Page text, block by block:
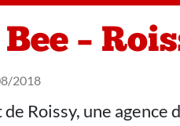
–
2018
de Roissy, une